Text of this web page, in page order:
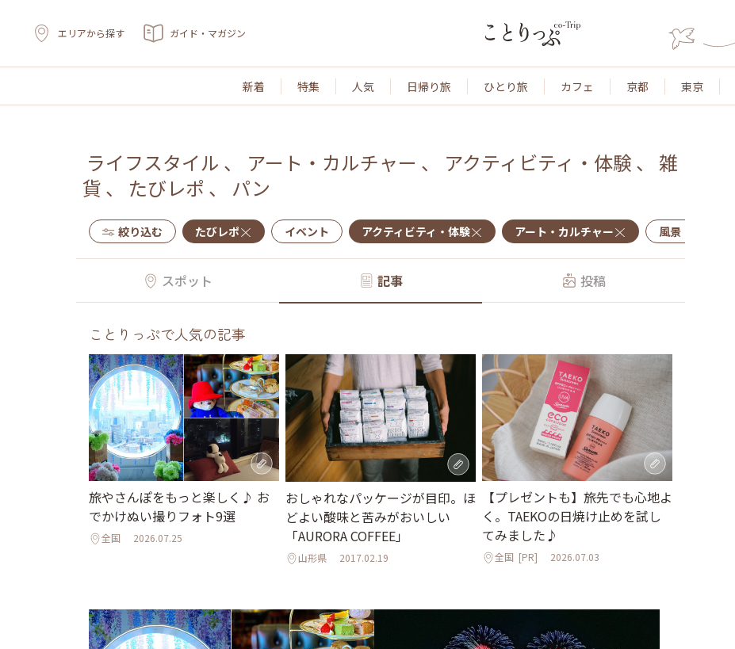
エリアから探す ガイド・マガジン
新着 特集 人気 日帰り旅 ひとり旅 カフェ 京都 東京
ライフスタイル 、 アート・カルチャー 、 アクティビティ・体験 、 雑
貨 、 たびレポ 、 パン
絞り込む たびレポ イベント アクティビティ・体験 アート・カルチャー 風景・景色
スポット 記事 投稿
ことりっぷで人気の記事
旅やさんぽをもっと楽しく♪ お
でかけぬい撮りフォト9選
全国 2026.07.25
おしゃれなパッケージが目印。ほ
どよい酸味と苦みがおいしい
「AURORA COFFEE」
山形県 2017.02.19
【プレゼントも】旅先でも心地よ
く。TAEKOの日焼け止めを試し
てみました♪
全国 [PR] 2026.07.03